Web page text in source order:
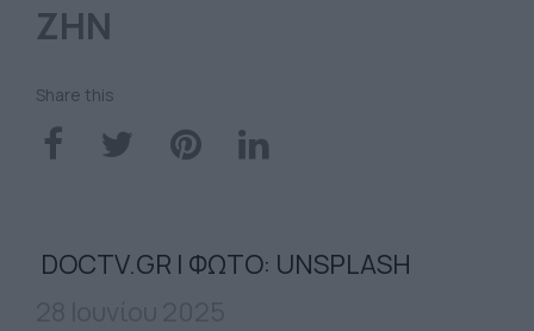
ΖΗΝ
Share this
DOCTV.GR | ΦΩΤΟ: UNSPLASH